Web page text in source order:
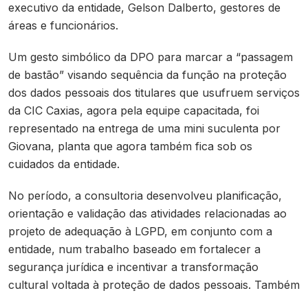
executivo da entidade, Gelson Dalberto, gestores de
áreas e funcionários.
Um gesto simbólico da DPO para marcar a “passagem
de bastão” visando sequência da função na proteção
dos dados pessoais dos titulares que usufruem serviços
da CIC Caxias, agora pela equipe capacitada, foi
representado na entrega de uma mini suculenta por
Giovana, planta que agora também fica sob os
cuidados da entidade.
No período, a consultoria desenvolveu planificação,
orientação e validação das atividades relacionadas ao
projeto de adequação à LGPD, em conjunto com a
entidade, num trabalho baseado em fortalecer a
segurança jurídica e incentivar a transformação
cultural voltada à proteção de dados pessoais. Também